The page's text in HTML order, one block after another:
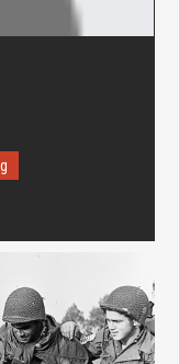
went
See the
details.